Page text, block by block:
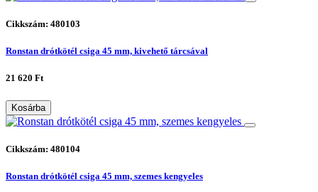
Cikkszám: 480103
Ronstan drótkötél csiga 45 mm, kivehető tárcsával
21 620 Ft
Kosárba
Cikkszám: 480104
Ronstan drótkötél csiga 45 mm, szemes kengyeles